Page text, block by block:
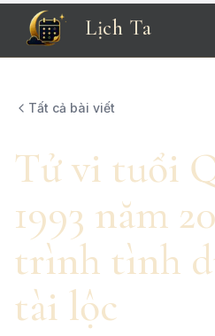
Lịch Ta
Tất cả bài viết
Tử vi tuổi
1993 năm
trình tình
tài lộc